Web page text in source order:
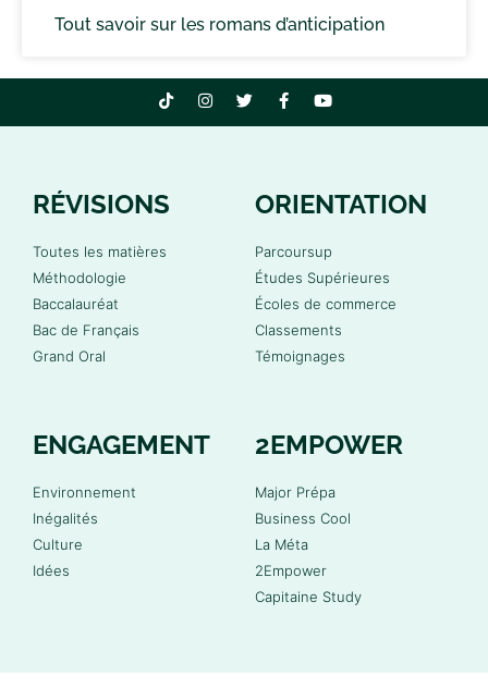
Tout savoir sur les romans d’anticipation
RÉVISIONS
Toutes les matières
Méthodologie
Baccalauréat
Bac de Français
Grand Oral
ORIENTATION
Parcoursup
Études Supérieures
Écoles de commerce
Classements
Témoignages
ENGAGEMENT
Environnement
Inégalités
Culture
Idées
2EMPOWER
Major Prépa
Business Cool
La Méta
2Empower
Capitaine Study